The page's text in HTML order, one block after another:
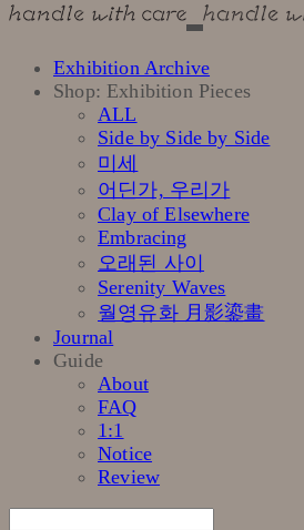
Exhibition Archive
Shop: Exhibition Pieces
ALL
Side by Side by Side
미세
어딘가, 우리가
Clay of Elsewhere
Embracing
오래된 사이
Serenity Waves
월영유화 月影鎏畫
Journal
Guide
About
FAQ
1:1
Notice
Review